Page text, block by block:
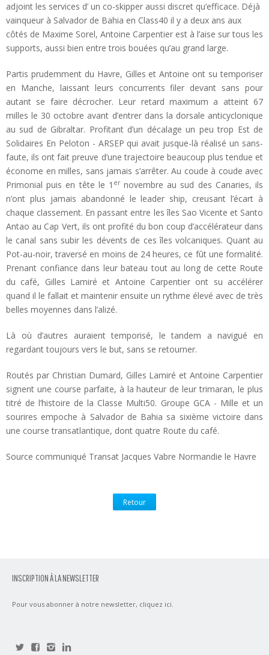
adjoint les services d’ un co-skipper aussi discret qu’efficace. Déjà
vainqueur à Salvador de Bahia en Class40 il y a deux ans aux
côtés de Maxime Sorel, Antoine Carpentier est à l’aise sur tous les
supports, aussi bien entre trois bouées qu’au grand large.
Partis prudemment du Havre, Gilles et Antoine ont su temporiser
en Manche, laissant leurs concurrents filer devant sans pour
autant se faire décrocher. Leur retard maximum a atteint 67
milles le 30 octobre avant d’entrer dans la dorsale anticyclonique
au sud de Gibraltar. Profitant d’un décalage un peu trop Est de
Solidaires En Peloton - ARSEP qui avait jusque-là réalisé un sans-
faute, ils ont fait preuve d’une trajectoire beaucoup plus tendue et
économe en milles, sans jamais s’arrêter. Au coude à coude avec
Primonial puis en tête le 1 ernovembre au sud des Canaries, ils
n’ont plus jamais abandonné le leader ship, creusant l’écart à
chaque classement. En passant entre les îles Sao Vicente et Santo
Antao au Cap Vert, ils ont profité du bon coup d’accélérateur dans
le canal sans subir les dévents de ces îles volcaniques. Quant au
Pot-au-noir, traversé en moins de 24 heures, ce fût une formalité.
Prenant confiance dans leur bateau tout au long de cette Route
du café, Gilles Lamiré et Antoine Carpentier ont su accélérer
quand il le fallait et maintenir ensuite un rythme élevé avec de très
belles moyennes dans l’alizé.
Là où d’autres auraient temporisé, le tandem a navigué en
regardant toujours vers le but, sans se retourner.
Routés par Christian Dumard, Gilles Lamiré et Antoine Carpentier
signent une course parfaite, à la hauteur de leur trimaran, le plus
titré de l’histoire de la Classe Multi50. Groupe GCA - Mille et un
sourires empoche à Salvador de Bahia sa sixième victoire dans
une course transatlantique, dont quatre Route du café.
Source communiqué Transat Jacques Vabre Normandie le Havre
Retour
INSCRIPTION À LA NEWSLETTER
Pour vous abonner à notre newsletter, cliquez ici.